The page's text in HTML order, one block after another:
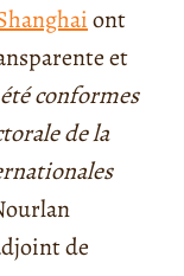
ont
et
conformes
de la
de